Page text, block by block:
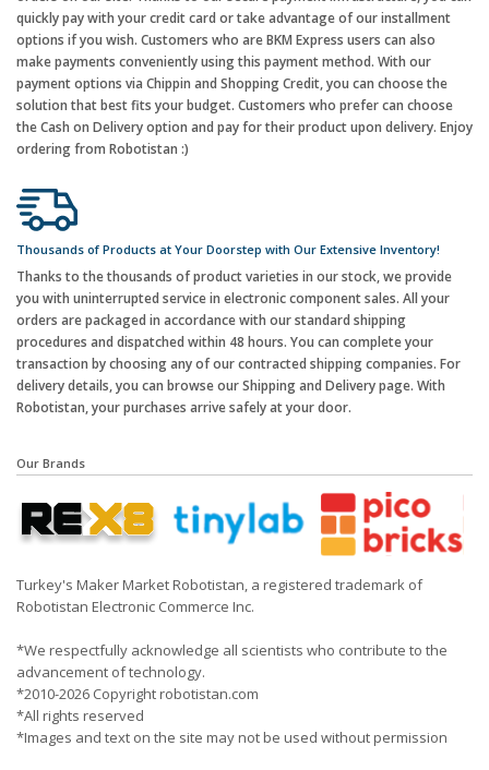
quickly pay with your credit card or take advantage of our installment
options if you wish. Customers who are BKM Express users can also
make payments conveniently using this payment method. With our
payment options via Chippin and Shopping Credit, you can choose the
solution that best fits your budget. Customers who prefer can choose
the Cash on Delivery option and pay for their product upon delivery. Enjoy
ordering from Robotistan :)
Thousands of Products at Your Doorstep with Our Extensive Inventory!
Thanks to the thousands of product varieties in our stock, we provide
you with uninterrupted service in electronic component sales. All your
orders are packaged in accordance with our standard shipping
procedures and dispatched within 48 hours. You can complete your
transaction by choosing any of our contracted shipping companies. For
delivery details, you can browse our Shipping and Delivery page. With
Robotistan, your purchases arrive safely at your door.
Our Brands
Turkey's Maker Market Robotistan, a registered trademark of
Robotistan Electronic Commerce Inc.
*We respectfully acknowledge all scientists who contribute to the
advancement of technology.
*2010-2026 Copyright robotistan.com
*All rights reserved
*Images and text on the site may not be used without permission